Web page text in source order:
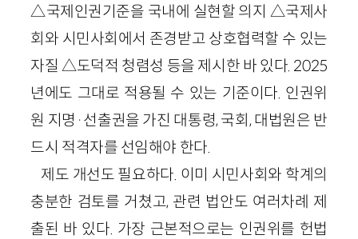
△국제인권기준을 국내에 실현할 의지 △국제사
회와 시민사회에서 존경받고 상호협력할 수 있는
자질 △도덕적 청렴성 등을 제시한 바 있다. 2025
년에도 그대로 적용될 수 있는 기준이다. 인권위
원 지명·선출권을 가진 대통령, 국회, 대법원은 반
드시 적격자를 선임해야 한다.
제도 개선도 필요하다. 이미 시민사회와 학계의
충분한 검토를 거쳤고, 관련 법안도 여러차례 제
출된 바 있다. 가장 근본적으로는 인권위를 헌법